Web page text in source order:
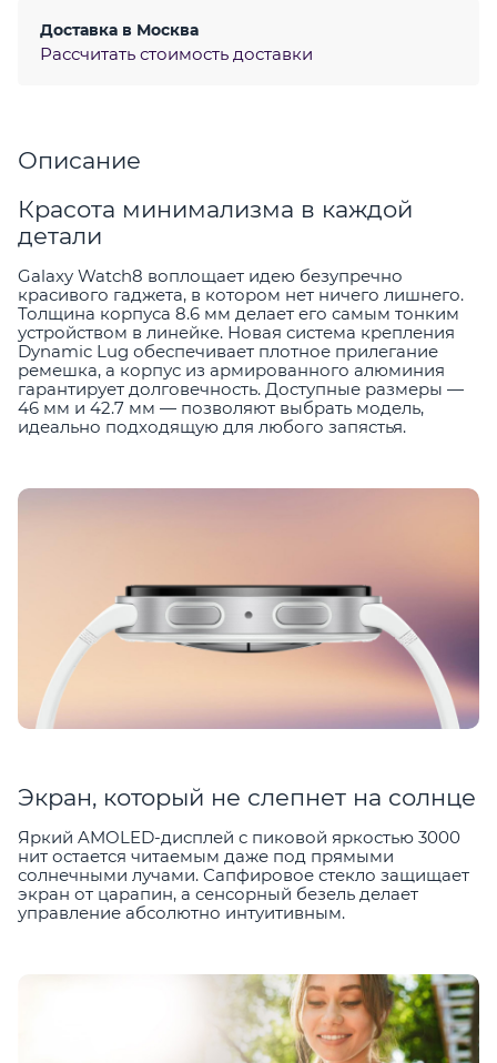
Доставка в Москва
Рассчитать стоимость доставки
Описание
Красота минимализма в каждой
детали
Galaxy Watch8 воплощает идею безупречно
красивого гаджета, в котором нет ничего лишнего.
Толщина корпуса 8.6 мм делает его самым тонким
устройством в линейке. Новая система крепления
Dynamic Lug обеспечивает плотное прилегание
ремешка, а корпус из армированного алюминия
гарантирует долговечность. Доступные размеры —
46 мм и 42.7 мм — позволяют выбрать модель,
идеально подходящую для любого запястья.
Экран, который не слепнет на солнце
Яркий AMOLED-дисплей с пиковой яркостью 3000
нит остается читаемым даже под прямыми
солнечными лучами. Сапфировое стекло защищает
экран от царапин, а сенсорный безель делает
управление абсолютно интуитивным.